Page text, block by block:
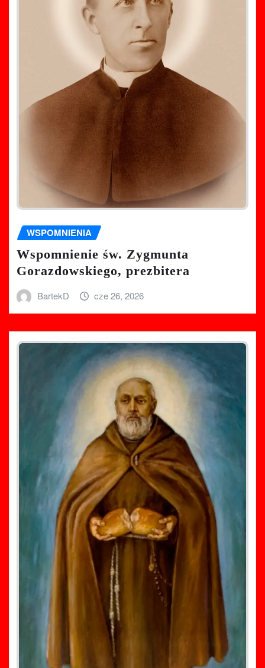
WSPOMNIENIA
Wspomnienie św. Zygmunta
Gorazdowskiego, prezbitera
BartekD cze 26, 2026